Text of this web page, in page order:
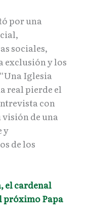
por una
sociales,
exclusión y los
Iglesia
real pierde el
con
de una
y
de los
el cardenal
próximo Papa